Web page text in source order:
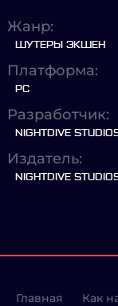
Жанр:
ШУТЕРЫ ЭКШЕН
Платформа:
PC
Разработчик:
NIGHTDIVE
Издатель:
NIGHTDIVE
Главная Как